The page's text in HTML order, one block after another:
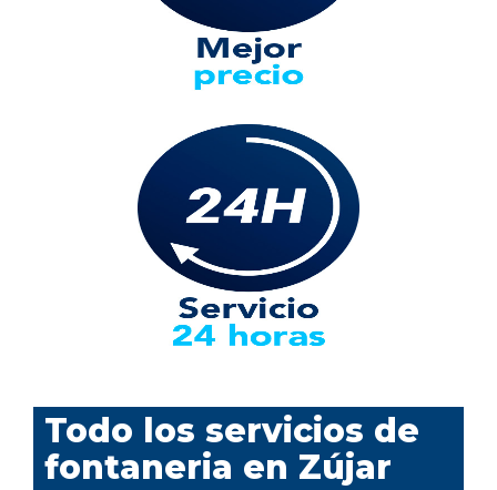
Todo los servicios de
fontaneria en Zújar